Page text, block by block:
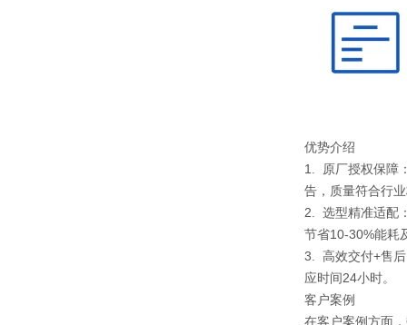
优势介绍
1. 原厂授权保障
告，质量符合行
2. 选型精准适配
节省10-30%能耗
3. 高效交付+售
应时间24小时。
客户案例
在客户案例方面